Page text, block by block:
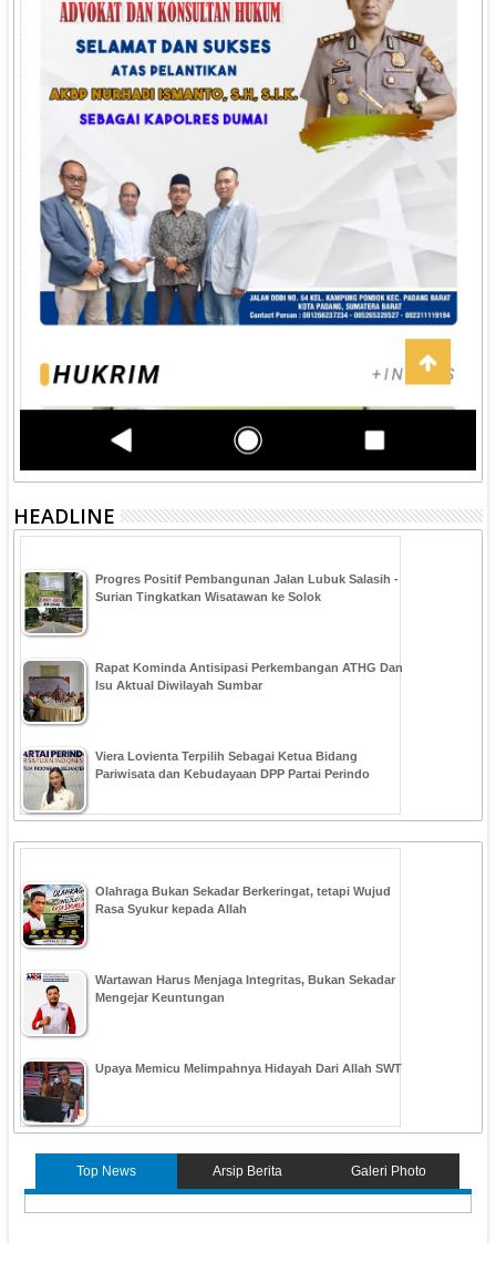
HEADLINE
Progres Positif Pembangunan Jalan Lubuk Salasih -
Surian Tingkatkan Wisatawan ke Solok
Rapat Kominda Antisipasi Perkembangan ATHG Dan
Isu Aktual Diwilayah Sumbar
Viera Lovienta Terpilih Sebagai Ketua Bidang
Pariwisata dan Kebudayaan DPP Partai Perindo
Olahraga Bukan Sekadar Berkeringat, tetapi Wujud
Rasa Syukur kepada Allah
Wartawan Harus Menjaga Integritas, Bukan Sekadar
Mengejar Keuntungan
Upaya Memicu Melimpahnya Hidayah Dari Allah SWT
Top News Arsip Berita Galeri Photo